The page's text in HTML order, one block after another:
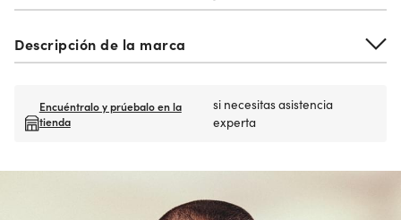
Descripción de la marca
Encuéntralo y prúebalo en la
tienda
si necesitas asistencia
experta